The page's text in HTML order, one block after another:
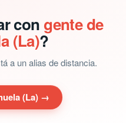
con gente de
(La)?
a un alias de distancia.
(La) →